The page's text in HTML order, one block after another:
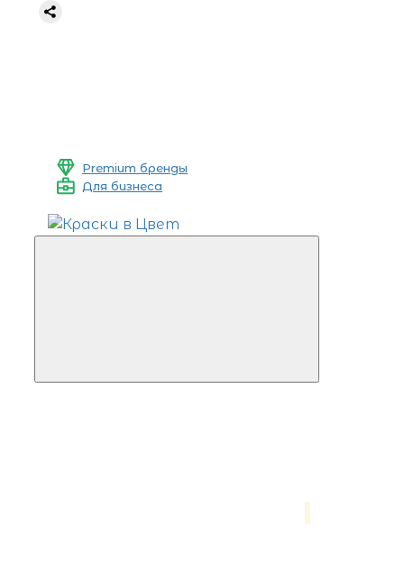
Premium бренды
Для бизнеса